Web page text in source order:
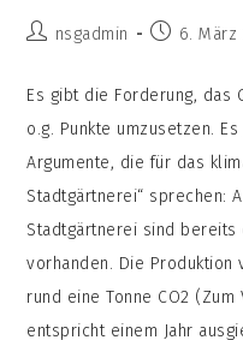
Beitrags-
nsgadmin
Beitrag6. März
Es gibt die Forderung, das
o.g. Punkte umzusetzen.
Argumente, die für das
Stadtgärtnerei“ sprechen:
Stadtgärtnerei sind bereits
vorhanden. Die Produktion
rund eine Tonne CO2 (Zum
entspricht einem Jahr